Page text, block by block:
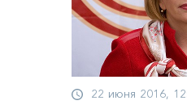
22 июня 2016,